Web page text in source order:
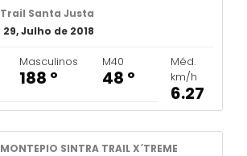
Trail Santa Justa
29, Julho de 2018
Masculinos
188 º
M40
48 º
Méd.
km/h
6.27
MONTEPIO SINTRA TRAIL X´TREME